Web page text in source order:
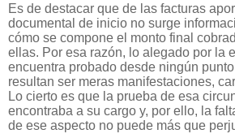
Es de destacar que de las facturas
documental de inicio no surge
cómo se compone el monto final
ellas. Por esa razón, lo alegado por la
encuentra probado desde ningún
resultan ser meras manifestaciones,
Lo cierto es que la prueba de esa
encontraba a su cargo y, por ello, la
de ese aspecto no puede más que